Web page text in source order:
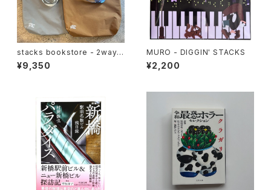
stacks bookstore - 2way n
ylon tote
¥9,350
MURO - DIGGIN' STACKS
¥2,200